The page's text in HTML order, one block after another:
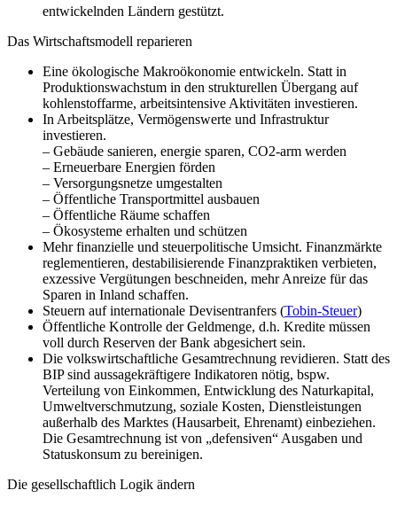
entwickelnden Ländern gestützt.
Das Wirtschaftsmodell reparieren
Eine ökologische Makroökonomie entwickeln. Statt in
Produktionswachstum in den strukturellen Übergang auf
kohlenstoffarme, arbeitsintensive Aktivitäten investieren.
In Arbeitsplätze, Vermögenswerte und Infrastruktur
investieren.
– Gebäude sanieren, energie sparen, CO2-arm werden
– Erneuerbare Energien förden
– Versorgungsnetze umgestalten
– Öffentliche Transportmittel ausbauen
– Öffentliche Räume schaffen
– Ökosysteme erhalten und schützen
Mehr finanzielle und steuerpolitische Umsicht. Finanzmärkte
reglementieren, destabilisierende Finanzpraktiken verbieten,
exzessive Vergütungen beschneiden, mehr Anreize für das
Sparen in Inland schaffen.
Steuern auf internationale Devisentranfers (Tobin-Steuer)
Öffentliche Kontrolle der Geldmenge, d.h. Kredite müssen
voll durch Reserven der Bank abgesichert sein.
Die volkswirtschaftliche Gesamtrechnung revidieren. Statt des
BIP sind aussagekräftigere Indikatoren nötig, bspw.
Verteilung von Einkommen, Entwicklung des Naturkapital,
Umweltverschmutzung, soziale Kosten, Dienstleistungen
außerhalb des Marktes (Hausarbeit, Ehrenamt) einbeziehen.
Die Gesamtrechnung ist von „defensiven“ Ausgaben und
Statuskonsum zu bereinigen.
Die gesellschaftlich Logik ändern